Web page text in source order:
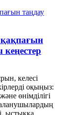
қақпағын
келесі
оқыңыз:
өнімділігі